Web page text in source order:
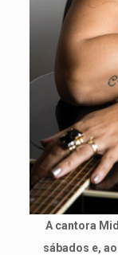
A cantora
sábados e,